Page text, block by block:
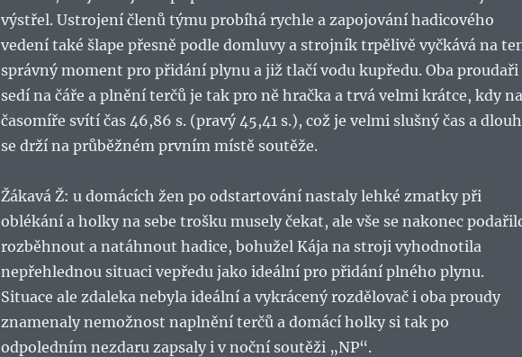
výstřel. Ustrojení členů týmu probíhá rychle a zapojování hadicového
vedení také šlape přesně podle domluvy a strojník trpělivě vyčkává na
správný moment pro přidání plynu a již tlačí vodu kupředu. Oba proudaři
sedí na čáře a plnění terčů je tak pro ně hračka a trvá velmi krátce, kdy na
časomíře svítí čas 46,86 s. (pravý 45,41 s.), což je velmi slušný čas a
se drží na průběžném prvním místě soutěže.
Žákavá Ž: u domácích žen po odstartování nastaly lehké zmatky při
oblékání a holky na sebe trošku musely čekat, ale vše se nakonec
rozběhnout a natáhnout hadice, bohužel Kája na stroji vyhodnotila
nepřehlednou situaci vepředu jako ideální pro přidání plného plynu.
Situace ale zdaleka nebyla ideální a vykrácený rozdělovač i oba proudy
znamenaly nemožnost naplnění terčů a domácí holky si tak po
odpoledním nezdaru zapsaly i v noční soutěži „NP“.